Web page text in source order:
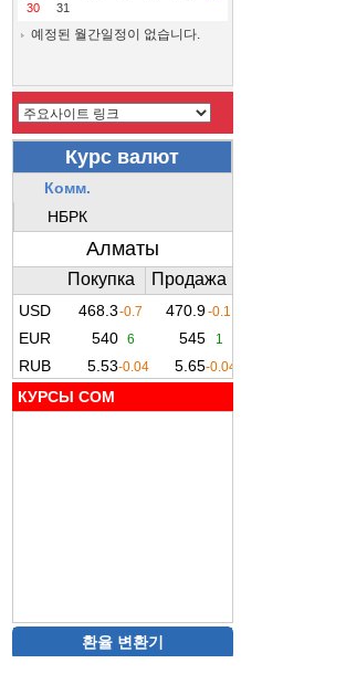
30
31
예정된 월간일정이 없습니다.
КУРСЫ COM
환율 변환기